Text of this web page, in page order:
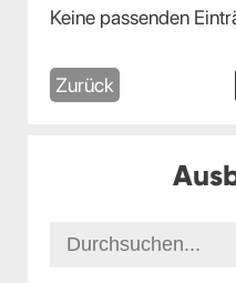
Keine passenden
Zurück